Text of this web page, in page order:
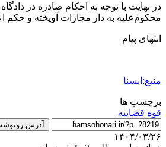
در نهایت با توجه به احکام صادره در
محکوم‌علیه به دار مجازات آویخته و حکم
انتهای پیام
منبع:ایسنا
برچسب ها
قوه قضاييه
آدرس
۱۴۰۴/۰۳/۲۶